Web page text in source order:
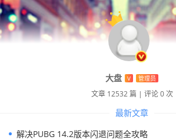
大盘 V 管理员
文章 12532 篇 | 评论 0 次
最新文章
解决PUBG 14.2版本闪退问题全攻略